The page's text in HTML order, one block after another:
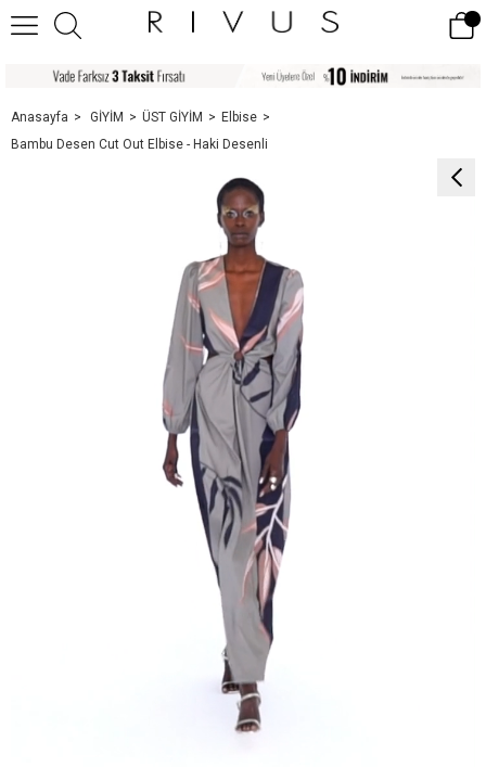
Anasayfa GİYİM ÜST GİYİM
Elbise
Bambu Desen Cut Out Elbise - Haki Desenli